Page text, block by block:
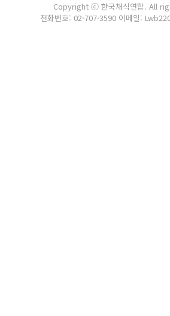
Copyright ⓒ 한국채식연합. All
전화번호: 02-707-3590 이메일: